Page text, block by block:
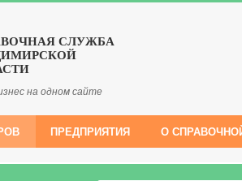
СЛУЖБА
на одном сайте
ПРЕДПРИЯТИЯ О